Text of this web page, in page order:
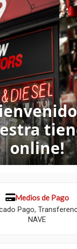
online!
Medios de Pago
Pago,
NAVE